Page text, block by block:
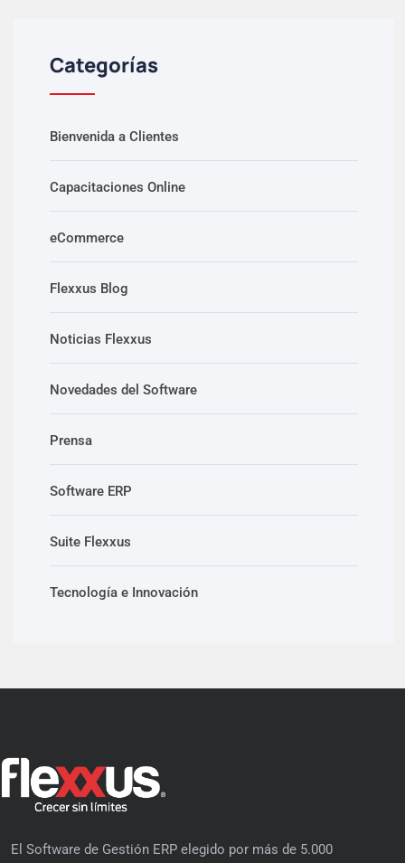
Categorías
Bienvenida a Clientes
Capacitaciones Online
eCommerce
Flexxus Blog
Noticias Flexxus
Novedades del Software
Prensa
Software ERP
Suite Flexxus
Tecnología e Innovación
El Software de Gestión ERP elegido por más de 5.000